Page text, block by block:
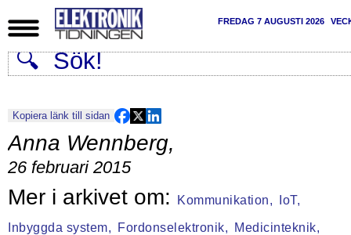
FREDAG 7 AUGUSTI 2026
Kopiera länk till sidan
Anna Wennberg,
26 februari 2015
Kommunikation, IoT,
Inbyggda system, Fordonselektronik, Medicinteknik,